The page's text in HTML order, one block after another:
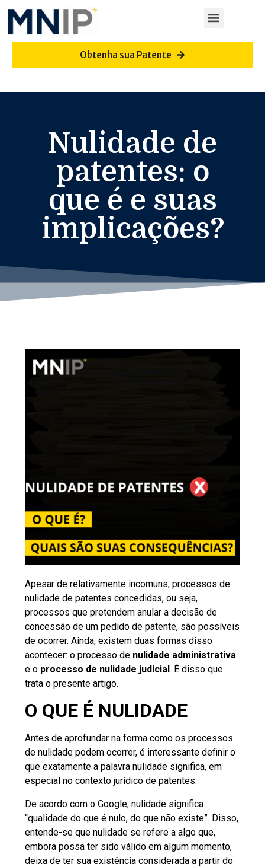
Obtenha sua Patente
Nulidade de
patentes: o
que é e suas
implicações?
Apesar de relativamente incomuns, processos de
nulidade de patentes concedidas, ou seja,
processos que pretendem anular a decisão de
concessão de um pedido de patente, são possíveis
de ocorrer. Ainda, existem duas formas disso
acontecer: o processo de nulidade administrativa
e o processo de nulidade judicial. É disso que
trata o presente artigo.
O QUE É NULIDADE
Antes de aprofundar na forma como os processos
de nulidade podem ocorrer, é interessante definir o
que exatamente a palavra nulidade significa, em
especial no contexto jurídico de patentes.
De acordo com o Google, nulidade significa
“qualidade do que é nulo, do que não existe”. Disso,
entende-se que nulidade se refere a algo que,
embora possa ter sido válido em algum momento,
deixa de ter sua existência considerada a partir do